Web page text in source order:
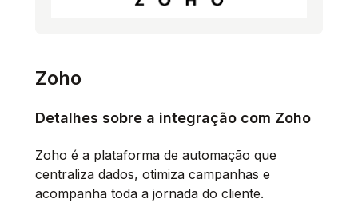
Zoho
Detalhes sobre a integração com Zoho
Zoho é a plataforma de automação que
centraliza dados, otimiza campanhas e
acompanha toda a jornada do cliente.